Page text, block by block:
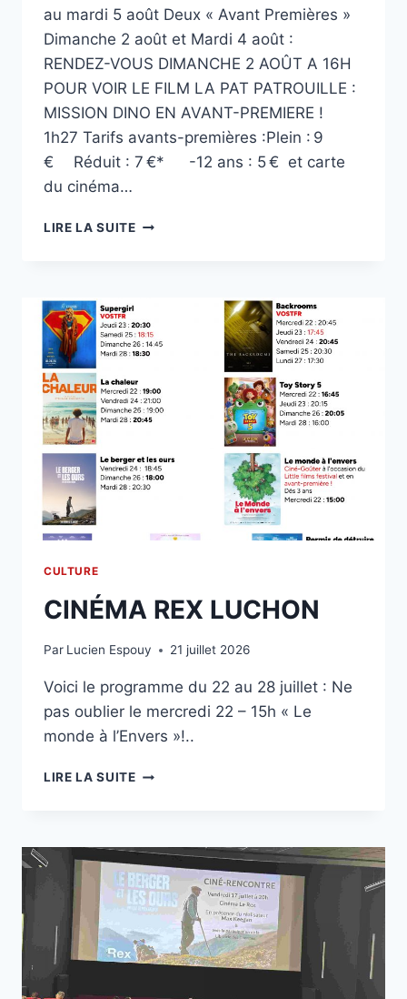
au mardi 5 août Deux « Avant Premières »
Dimanche 2 août et Mardi 4 août :
RENDEZ-VOUS DIMANCHE 2 AOÛT A 16H
POUR VOIR LE FILM LA PAT PATROUILLE :
MISSION DINO EN AVANT-PREMIERE !
1h27 Tarifs avants-premières :Plein : 9
€ Réduit : 7 €* -12 ans : 5 € et carte
du cinéma…
LIRE LA SUITECINÉMA
CULTURE
CINÉMA REX LUCHON
Par Lucien Espouy 21 juillet 2026
Voici le programme du 22 au 28 juillet : Ne
pas oublier le mercredi 22 – 15h « Le
monde à l’Envers »!..
LIRE LA SUITECINÉMA